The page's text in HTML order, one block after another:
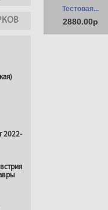
2022-
Тестовая...
2880.00р